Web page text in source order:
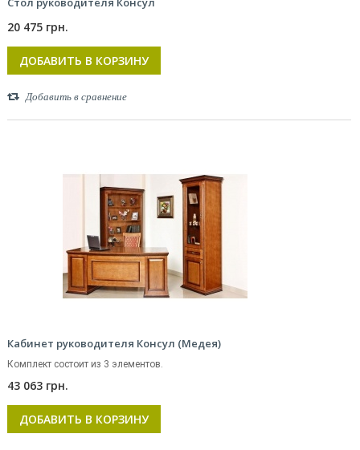
20 475 грн.
ДОБАВИТЬ В КОРЗИНУ
Добавить в сравнение
Кабинет руководителя Консул (Медея)
Комплект состоит из 3 элементов.
43 063 грн.
ДОБАВИТЬ В КОРЗИНУ